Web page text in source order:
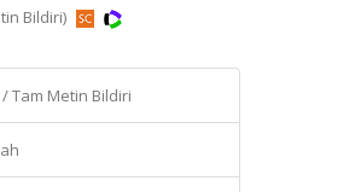
Bildiri)
Tam Metin Bildiri